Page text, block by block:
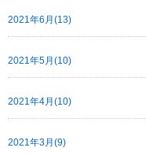
2021年6月(13)
2021年5月(10)
2021年4月(10)
2021年3月(9)